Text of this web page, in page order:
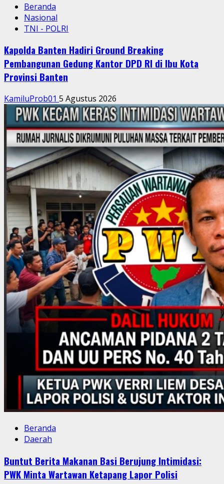
Beranda
Nasional
TNI - POLRI
Kapolda Banten Hadiri Ground Breaking
Pembangunan Gedung Kantor DPD RI di Ibu Kota
Provinsi Banten
KamiluProb01 5 Agustus 2026
Beranda
Daerah
Buntut Berita Makanan Basi Berujung Intimidasi:
PWK Minta Wartawan Ketapang Lapor Polisi